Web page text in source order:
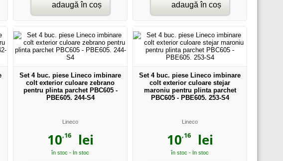
adaugă în coș adaugă în coș
Set 4 buc. piese Lineco imbinare
colt exterior culoare zebrano
pentru plinta parchet PBC605 -
PBE605. 244-S4
Lineco
10,16lei
în stoc - In stoc
Set 4 buc. piese Lineco imbinare
colt exterior culoare stejar
maroniu pentru plinta parchet
PBC605 - PBE605. 253-S4
Lineco
10,16lei
în stoc - In stoc